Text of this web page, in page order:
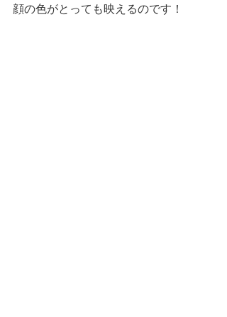
顔の色がとっても映えるのです！